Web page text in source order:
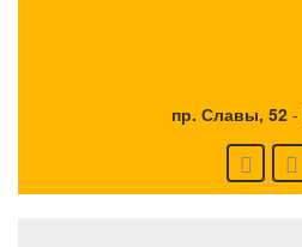
пр. Славы, 52-